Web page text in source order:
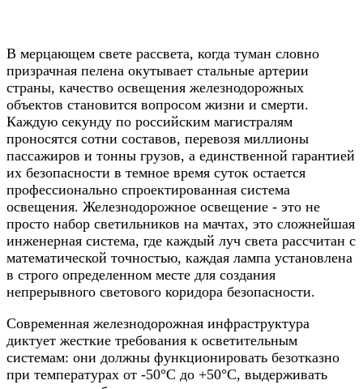
В мерцающем свете рассвета, когда туман словно
призрачная пелена окутывает стальные артерии
страны, качество освещения железнодорожных
объектов становится вопросом жизни и смерти.
Каждую секунду по российским магистралям
проносятся сотни составов, перевозя миллионы
пассажиров и тонны грузов, а единственной гарантией
их безопасности в темное время суток остается
профессионально спроектированная система
освещения. Железнодорожное освещение - это не
просто набор светильников на мачтах, это сложнейшая
инженерная система, где каждый луч света рассчитан с
математической точностью, каждая лампа установлена
в строго определенном месте для создания
непрерывного светового коридора безопасности.
Современная железнодорожная инфраструктура
диктует жесткие требования к осветительным
системам: они должны функционировать безотказно
при температурах от -50°C до +50°C, выдерживать